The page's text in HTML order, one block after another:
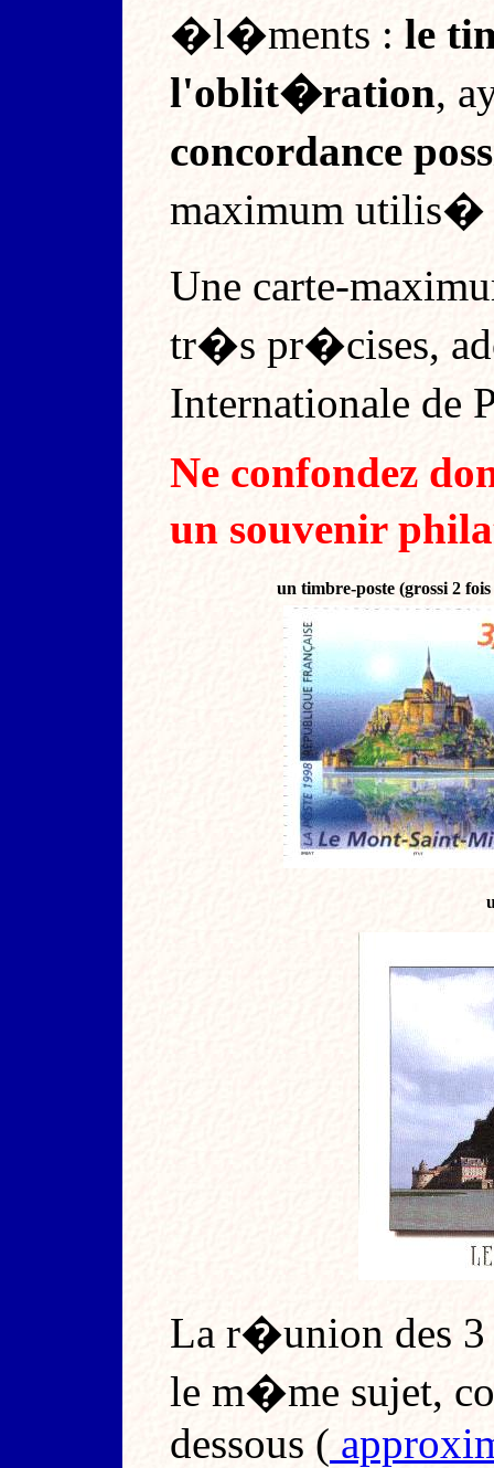
�l�ments : le
l'oblit�ration,
concordance
maximum utilis�
Une carte-
tr�s pr�cises,
Internationale de
Ne confondez
un souvenir
un timbre-poste (grossi 2
La r�union des
le m�me sujet,
dessous (